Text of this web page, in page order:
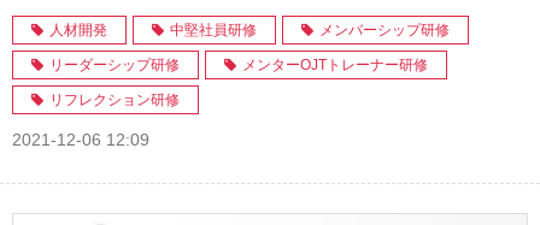
人材開発 中堅社員研修 メンバーシップ研修
リーダーシップ研修 メンターOJTトレーナー研修
リフレクション研修
2021-12-06 12:09